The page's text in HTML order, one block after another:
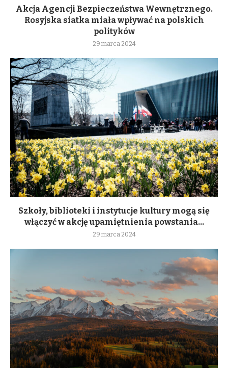
Akcja Agencji Bezpieczeństwa Wewnętrznego.
Rosyjska siatka miała wpływać na polskich
polityków
29 marca 2024
Szkoły, biblioteki i instytucje kultury mogą się
włączyć w akcję upamiętnienia powstania...
29 marca 2024